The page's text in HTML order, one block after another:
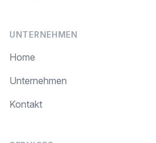
UNTERNEHMEN
Home
Unternehmen
Kontakt